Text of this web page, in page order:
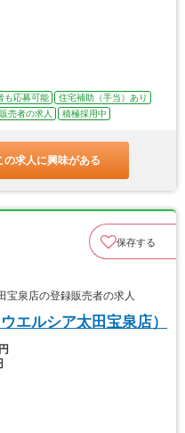
も応募可能
住宅補助（手当）あり
売者の求人 積極採用中
の求人に興味がある
保存する
泉店の登録販売者の求人
エルシア太田宝泉店）